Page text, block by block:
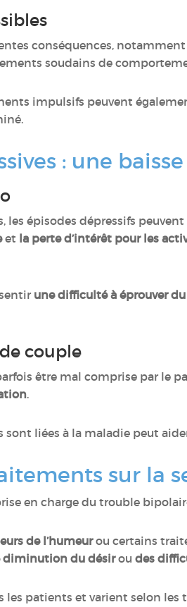
conséquences,
soudains de
impulsifs peuvent
: une
les épisodes dépressifs peuvent
et la perte d’intérêt pour les
une difficulté à éprouver
couple
être mal comprise par le
.
liées à la maladie peut
sur la
en charge du trouble
de l’humeurou certains
diminution du désirou des
les patients et varient selon